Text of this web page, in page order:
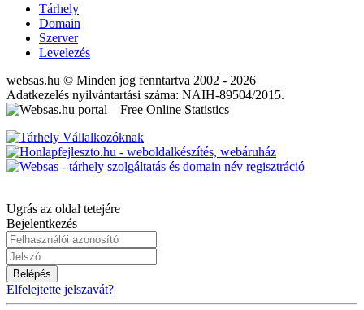
Tárhely
Domain
Szerver
Levelezés
websas.hu © Minden jog fenntartva 2002 - 2026
Adatkezelés nyilvántartási száma: NAIH-89504/2015.
Ugrás az oldal tetejére
Bejelentkezés
Belépés
Elfelejtette jelszavát?